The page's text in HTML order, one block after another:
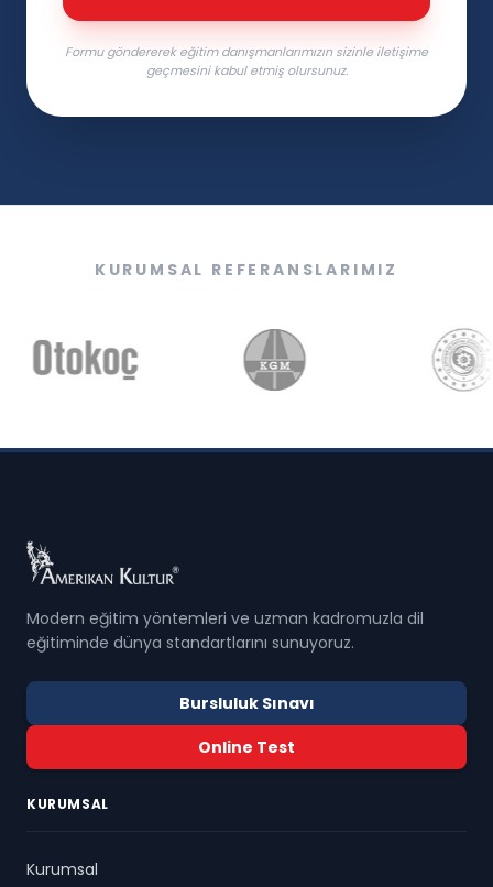
Formu göndererek eğitim danışmanlarımızın sizinle iletişime
geçmesini kabul etmiş olursunuz.
KURUMSAL REFERANSLARIMIZ
Modern eğitim yöntemleri ve uzman kadromuzla dil
eğitiminde dünya standartlarını sunuyoruz.
Bursluluk Sınavı
Online Test
KURUMSAL
Kurumsal